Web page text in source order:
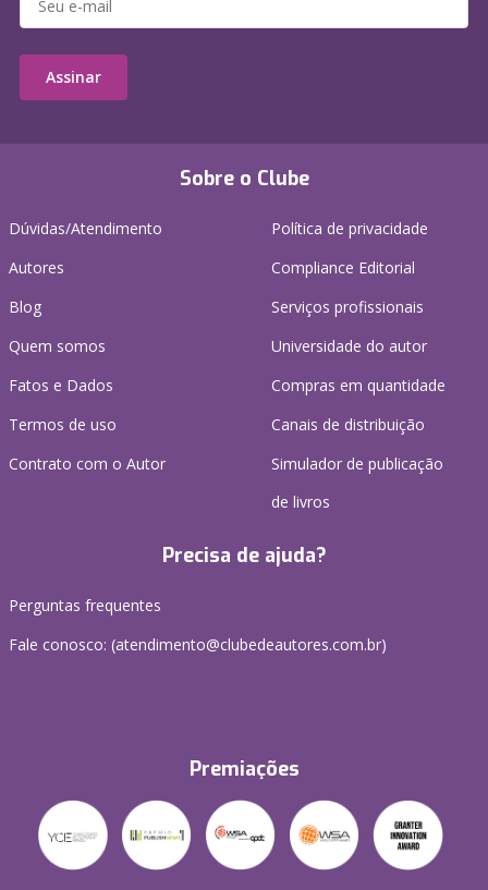
Sobre o Clube
Dúvidas/Atendimento
Autores
Blog
Quem somos
Fatos e Dados
Termos de uso
Contrato com o Autor
Política de privacidade
Compliance Editorial
Serviços profissionais
Universidade do autor
Compras em quantidade
Canais de distribuição
Simulador de publicação
de livros
Precisa de ajuda?
Perguntas frequentes
Fale conosco: (atendimento@clubedeautores.com.br)
Premiações
Assinar